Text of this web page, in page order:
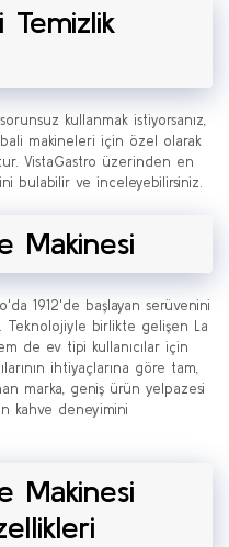
Temizlik
kullanmak istiyorsanız,
makineleri için özel olarak
VistaGastro üzerinden en
bulabilir ve inceleyebilirsiniz.
Makinesi
1912'de başlayan serüvenini
Teknolojiyle birlikte gelişen La
de ev tipi kullanıcılar için
ihtiyaçlarına göre tam,
marka, geniş ürün yelpazesi
kahve deneyimini
Makinesi